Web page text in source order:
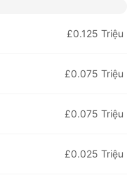
£0.125 Triệu
£0.075 Triệu
£0.075 Triệu
£0.025 Triệu